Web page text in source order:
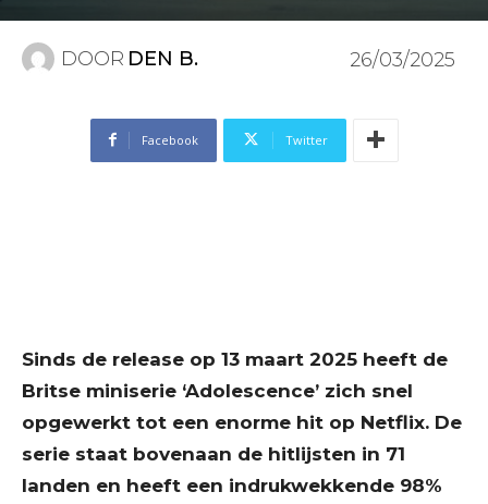
DOOR DEN B. 26/03/2025
Facebook Twitter
Sinds de release op 13 maart 2025 heeft de
Britse miniserie ‘Adolescence’ zich snel
opgewerkt tot een enorme hit op Netflix. De
serie staat bovenaan de hitlijsten in 71
landen en heeft een indrukwekkende 98%